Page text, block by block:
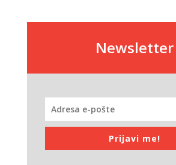
Newsletter
Prijavi me!